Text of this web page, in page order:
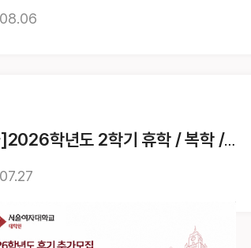
납부 안내
08.06
학년도 2학기 휴학 / 복학 /
07.27